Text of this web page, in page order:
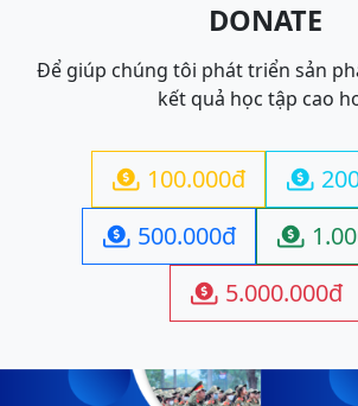
DONATE
Để giúp chúng tôi phát triển sản
kết quả học tập cao
 100.000đ 
 500.000đ 
 5.000.000đ